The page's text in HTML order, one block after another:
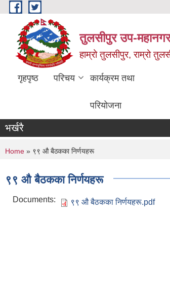
Skip to main content
तुलसीपुर उप-
हाम्रो तुलसीपुर, राम्रो
गृहपृष्ठ परिचय कार्यक्रम तथा
परियोजना
भर्खरै
You are here
Home » ९९ औ बैठकका निर्णयहरू
९९ औ बैठकका निर्णयहरू
Documents: ९९ औ बैठकका निर्णयहरू.pdf